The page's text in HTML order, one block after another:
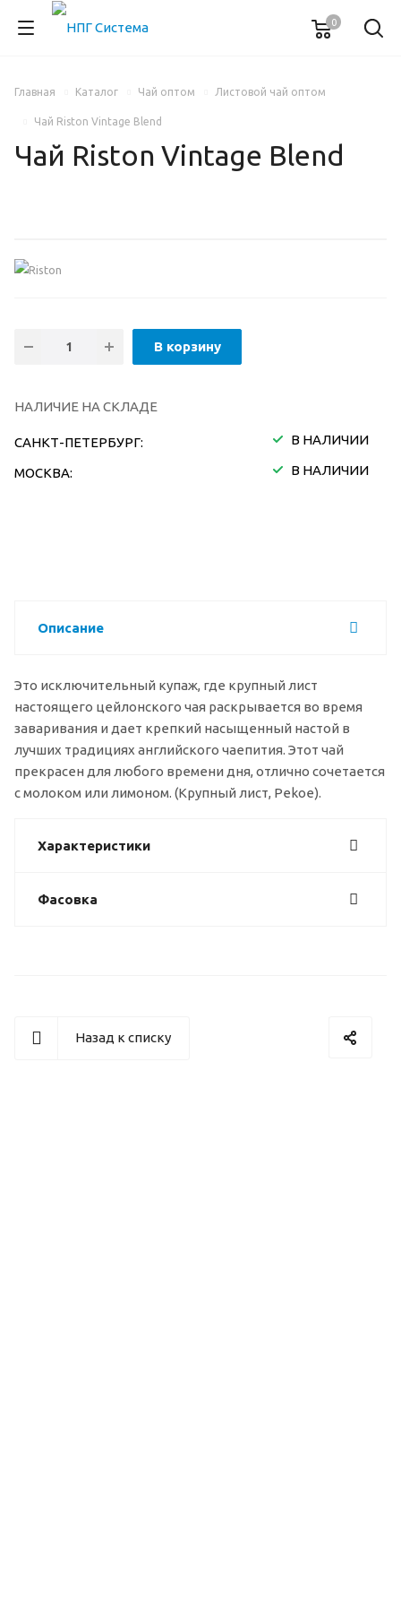
0
Главная Каталог Чай оптом Листовой чай оптом
Чай Riston Vintage Blend
Чай Riston Vintage Blend
В корзину
НАЛИЧИЕ НА СКЛАДЕ
САНКТ-ПЕТЕРБУРГ: В НАЛИЧИИ
МОСКВА: В НАЛИЧИИ
Описание
Это исключительный купаж, где крупный лист
настоящего цейлонского чая раскрывается во время
заваривания и дает крепкий насыщенный настой в
лучших традициях английского чаепития. Этот чай
прекрасен для любого времени дня, отлично сочетается
с молоком или лимоном. (Крупный лист, Pekoe).
Характеристики
Фасовка
Назад к списку